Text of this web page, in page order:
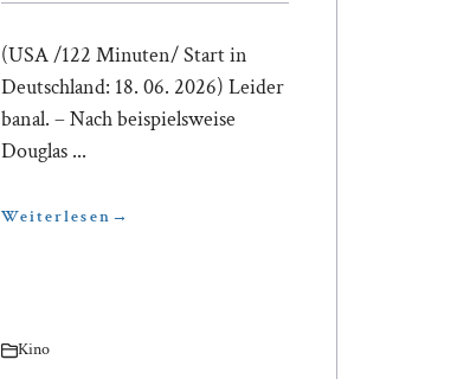
(USA /122 Minuten/ Start in
Deutschland: 18. 06. 2026) Leider
banal. – Nach beispielsweise
Douglas ...
Weiterlesen →
Kino